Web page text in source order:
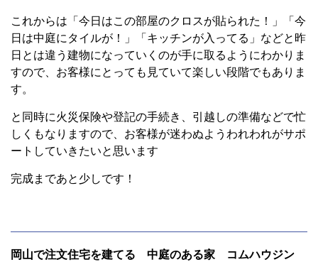
これからは「今日はこの部屋のクロスが貼られた！」「今
日は中庭にタイルが！」「キッチンが入ってる」などと昨
日とは違う建物になっていくのが手に取るようにわかりま
すので、お客様にとっても見ていて楽しい段階でもありま
す。
と同時に火災保険や登記の手続き、引越しの準備などで忙
しくもなりますので、お客様が迷わぬようわれわれがサポ
ートしていきたいと思います
完成まであと少しです！
岡山で注文住宅を建てる 中庭のある家 コムハウジン